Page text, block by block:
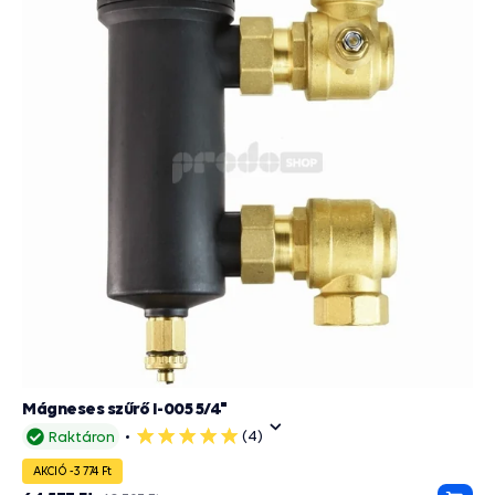
Raktáron
5
(4)
Mágneses szűrő I-005 5/4"
AKCIÓ -3 774 Ft